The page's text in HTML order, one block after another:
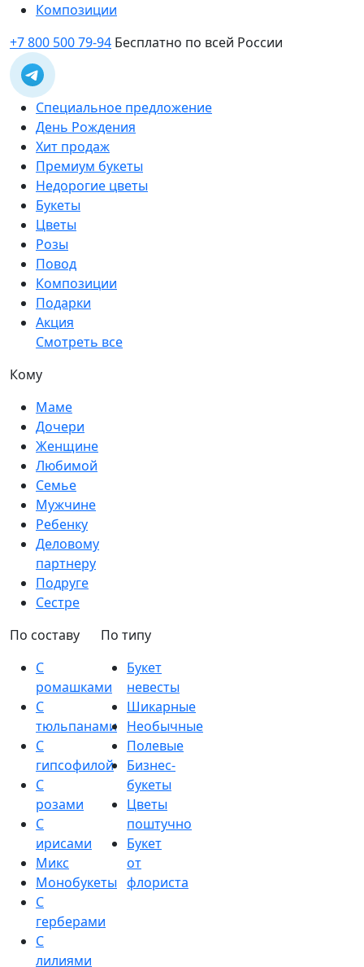
Композиции
+7 800 500 79-94 Бесплатно по всей России
Специальное предложение
День Рождения
Хит продаж
Премиум букеты
Недорогие цветы
Букеты
Цветы
Розы
Повод
Композиции
Подарки
Акция
Смотреть все
Кому
Маме
Дочери
Женщине
Любимой
Семье
Мужчине
Ребенку
Деловому
партнеру
Подруге
Сестре
По составу
С
ромашками
С
тюльпанами
С
гипсофилой
С
розами
С
ирисами
Микс
Монобукеты
С
герберами
С
лилиями
По типу
Букет
невесты
Шикарные
Необычные
Полевые
Бизнес-
букеты
Цветы
поштучно
Букет
от
флориста